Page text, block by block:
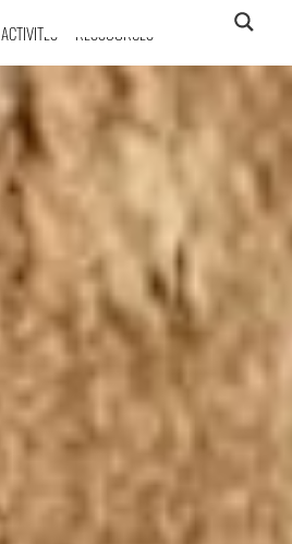
ACTIVITÉS RESSOURCES